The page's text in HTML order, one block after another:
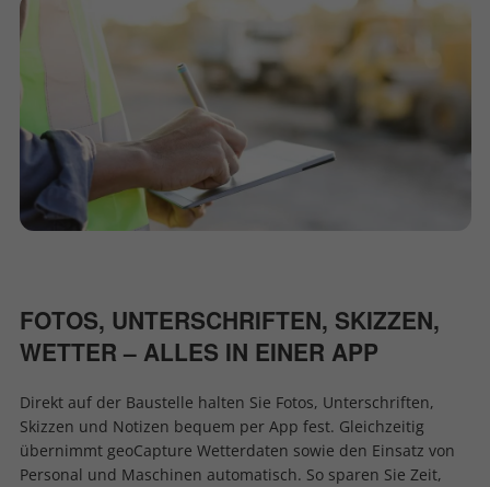
FOTOS, UNTERSCHRIFTEN, SKIZZEN,
WETTER – ALLES IN EINER APP
Direkt auf der Baustelle halten Sie Fotos, Unterschriften,
Skizzen und Notizen bequem per App fest. Gleichzeitig
übernimmt geoCapture Wetterdaten sowie den Einsatz von
Personal und Maschinen automatisch. So sparen Sie Zeit,